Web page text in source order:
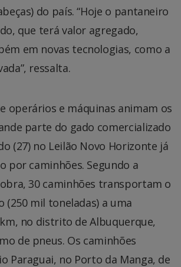
do país. “Hoje o pantaneiro
que terá valor agregado,
em novas tecnologias, como a
ressalta.
operários e máquinas animam os
parte do gado comercializado
(27) no Leilão Novo Horizonte já
por caminhões. Segundo a
30 caminhões transportam o
(250 mil toneladas) a uma
no distrito de Albuquerque,
de pneus. Os caminhões
Paraguai, no Porto da Manga, de